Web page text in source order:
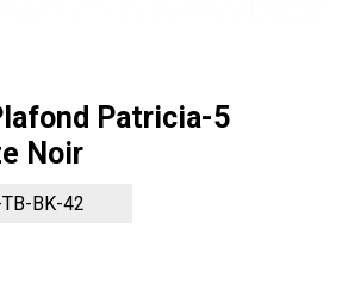
Patricia-5
Noir
BK-42